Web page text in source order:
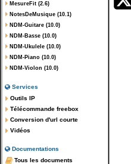
MesureFit (2.6)
NotesDeMusique (10.1)
NDM-Guitare (10.0)
NDM-Basse (10.0)
NDM-Ukulele (10.0)
NDM-Piano (10.0)
NDM-Violon (10.0)
Services
Outils IP
Télécommande freebox
Conversion d'url courte
Vidéos
Documentations
Tous les documents